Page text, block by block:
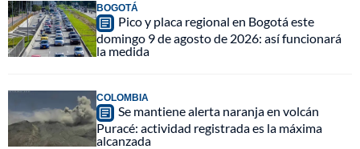
BOGOTÁ
Pico y placa regional en Bogotá este
domingo 9 de agosto de 2026: así funcionará
la medida
COLOMBIA
Se mantiene alerta naranja en volcán
Puracé: actividad registrada es la máxima
alcanzada